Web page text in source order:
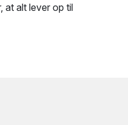
at alt lever op til